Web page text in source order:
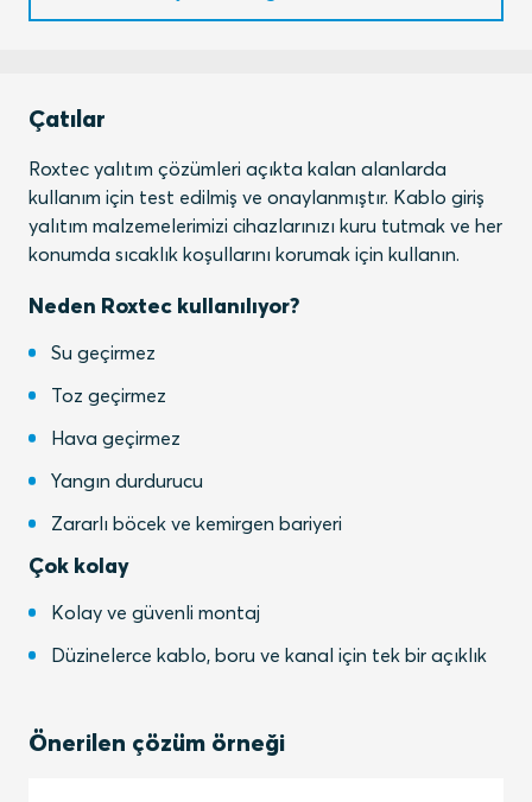
Çatılar
Roxtec yalıtım çözümleri açıkta kalan alanlarda
kullanım için test edilmiş ve onaylanmıştır. Kablo giriş
yalıtım malzemelerimizi cihazlarınızı kuru tutmak ve her
konumda sıcaklık koşullarını korumak için kullanın.
Neden Roxtec kullanılıyor?
Su geçirmez
Toz geçirmez
Hava geçirmez
Yangın durdurucu
Zararlı böcek ve kemirgen bariyeri
Çok kolay
Kolay ve güvenli montaj
Düzinelerce kablo, boru ve kanal için tek bir açıklık
Önerilen çözüm örneği